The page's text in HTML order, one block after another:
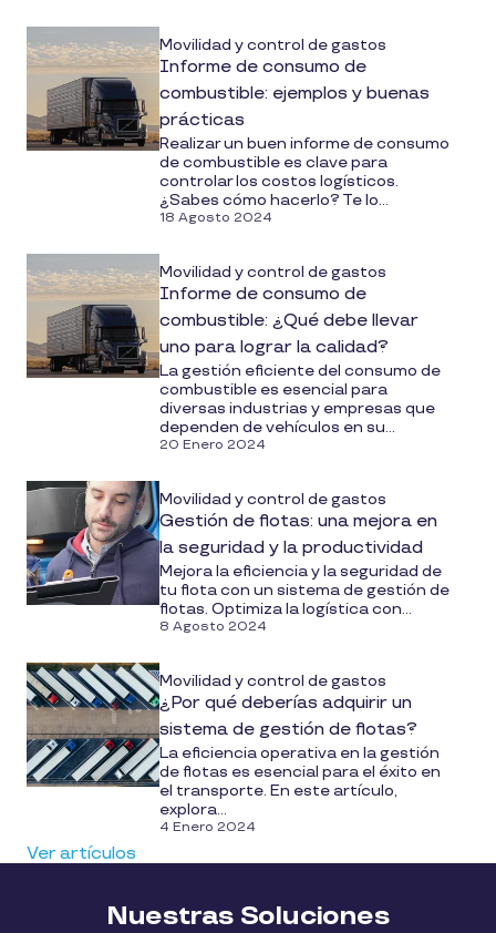
Movilidad y control de gastos
Informe de consumo de
combustible: ejemplos y buenas
prácticas
Realizar un buen informe de consumo
de combustible es clave para
controlar los costos logísticos.
¿Sabes cómo hacerlo? Te lo...
18 Agosto 2024
Movilidad y control de gastos
Informe de consumo de
combustible: ¿Qué debe llevar
uno para lograr la calidad?
La gestión eficiente del consumo de
combustible es esencial para
diversas industrias y empresas que
dependen de vehículos en su...
20 Enero 2024
Movilidad y control de gastos
Gestión de flotas: una mejora en
la seguridad y la productividad
Mejora la eficiencia y la seguridad de
tu flota con un sistema de gestión de
flotas. Optimiza la logística con...
8 Agosto 2024
Movilidad y control de gastos
¿Por qué deberías adquirir un
sistema de gestión de flotas?
La eficiencia operativa en la gestión
de flotas es esencial para el éxito en
el transporte. En este artículo,
explora...
4 Enero 2024
Ver artículos
Nuestras Soluciones